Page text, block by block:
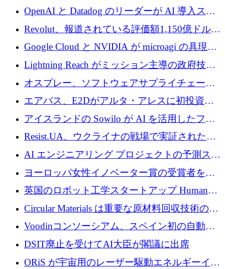
1,500 万ドルのシードを確保
OpenAI と Datadog のリーダーが AI 導入スタ
ートアップ Arrakis を支援
Revolut、報道されている評価額1,150億ドルで
の新たな二次株式売却を確認
Google Cloud と NVIDIA が microagi の具現化
された AI の野望を推進
Lightning Reach がミッション主導の政府技術
グループとしてポートフォリオを拡大し ETG
に買収
オスプレー、ソフトウェアサプライチェーン
攻撃を阻止するために265万ドルを確保
エアバス、E2Dがアルタ・アレスに初投資、
欧州防衛技術ファンドに5億ユーロを拠出
アイスランドの Sowilo が AI を活用したファ
ッション製品インテリジェンス プラットフォ
ームを拡大するためにプレシードを調達
Resist.UA、ウクライナの戦場で実証された防
衛技術を拡大するために5,000万ユーロの欧州
基金を立ち上げる
AI エンジニアリング プロジェクトの予測スタ
ートアップ Cascade が a16z アクセラレータか
らの支援を獲得
ヨーロッパ女性イノベーター賞の受賞者を紹
介します
英国のロボット工学スタートアップ Humanoid
がシリーズ A 1 億 5,200 万ドルで評価額 13 億
5,000 万ドルに到達
Circular Materials は重要な原材料回収技術の拡
張に 1,180 万ユーロを確保
Voodinコンソーシアム、スペイン初の自動木
製ブレード工場の建設にEU補助金4,800万ユ
ーロを確保
DSIT廃止を受けてAI大臣が閣議に出席
ORiS が宇宙用のレーザー駆動エネルギーイン